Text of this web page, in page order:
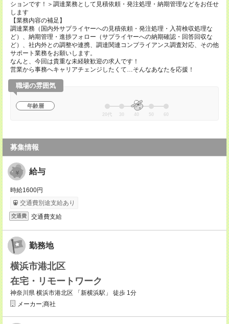
ションです！＞調達業務として見積依頼・発注処理・納期管理などをお任せ
します
【業務内容の補足】
調達業務（国内外サプライヤーへの見積依頼・発注処理・入荷検収処理な
ど）、納期管理・進捗フォロー（サプライヤーへの納期確認・回答回収な
ど）、社内外との調整や連携、調達関連コンプライアンス調査対応、その他
サポート業務をお願いします。
なんと、今回は貴重な未経験歓迎の求人です！
営業から事務へキャリアチェンジしたくて…そんなあなたを応援！
職場の雰囲気
年齢層
20代 30 40 50 60
募集情報
給与
時給1600円
交通費別途支給あり
交通費 交通費支給
勤務地
横浜市港北区
在宅・リモートワーク
神奈川県 横浜市港北区 「新横浜駅」 徒歩 1分
メーカー;商社